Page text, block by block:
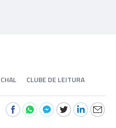
CLUBE DE LEITURA